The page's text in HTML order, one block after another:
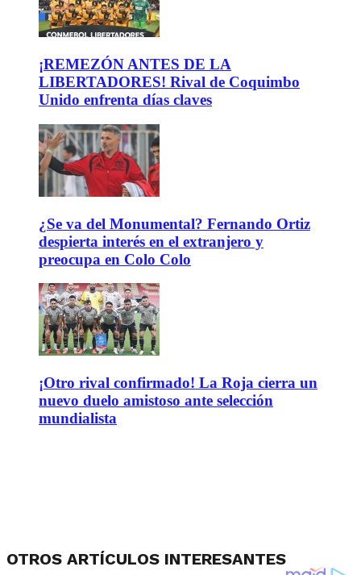
¡REMEZÓN ANTES DE LA
LIBERTADORES! Rival de Coquimbo
Unido enfrenta días claves
¿Se va del Monumental? Fernando Ortiz
despierta interés en el extranjero y
preocupa en Colo Colo
¡Otro rival confirmado! La Roja cierra un
nuevo duelo amistoso ante selección
mundialista
OTROS ARTÍCULOS INTERESANTES